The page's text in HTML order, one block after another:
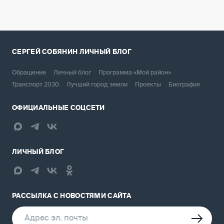
СЕРГЕЙ СОБЯНИН ЛИЧНЫЙ БЛОГ
Обращение Личный блог
Программа «Мой район»
Транспорт 2030
Лучший город земли Проекты Биография
ОФИЦИАЛЬНЫЕ СОЦСЕТИ
ЛИЧНЫЙ БЛОГ
РАССЫЛКА С НОВОСТЯМИ САЙТА